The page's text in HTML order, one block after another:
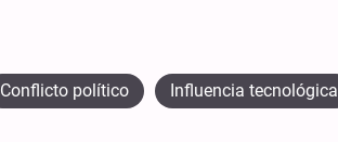
Conflicto político Influencia tecnológica